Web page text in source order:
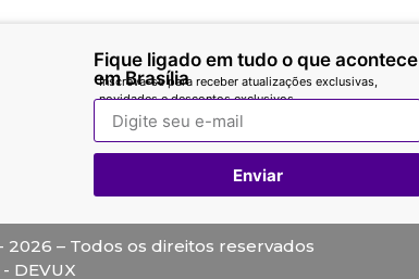
Fique ligado em tudo o que acontece
em Brasília
Inscreva-se para receber atualizações exclusivas,
novidades e descontos exclusivos.
Enviar
2026 – Todos os direitos reservados
DEVUX